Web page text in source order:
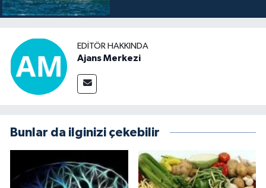
EDITÖR HAKKINDA
Ajans Merkezi
Bunlar da ilginizi çekebilir